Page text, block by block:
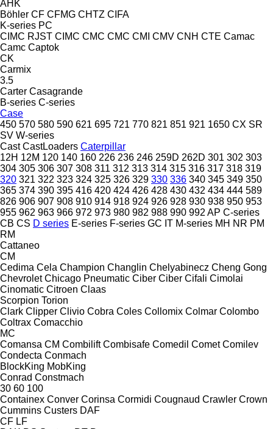
AHK
Böhler CF CFMG CHTZ CIFA
K-series PC
CIMC RJST CIMC CMC CMC CMI CMV CNH CTE Camac
Camc Captok
CK
Carmix
3.5
Carter Casagrande
B-series C-series
Case
450 570 580 590 621 695 721 770 821 851 921 1650 CX SR
SV W-series
Cast CastLoaders Caterpillar
12H 12M 120 140 160 226 236 246 259D 262D 301 302 303
304 305 306 307 308 311 312 313 314 315 316 317 318 319
320 321 322 323 324 325 326 329 330 336 340 345 349 350
365 374 390 395 416 420 424 426 428 430 432 434 444 589
826 906 907 908 910 914 918 924 926 928 930 938 950 953
955 962 963 966 972 973 980 982 988 990 992 AP C-series
CB CS D series E-series F-series GC IT M-series MH NR PM
RM
Cattaneo
CM
Cedima Cela Champion Changlin Chelyabinecz Cheng Gong
Chevrolet Chicago Pneumatic Ciber Ciber Cifali Cimolai
Cinomatic Citroen Claas
Scorpion Torion
Clark Clipper Clivio Cobra Coles Collomix Colmar Colombo
Coltrax Comacchio
MC
Comansa CM Combilift Combisafe Comedil Comet Comilev
Condecta Conmach
BlockKing MobKing
Conrad Constmach
30 60 100
Containex Conver Corinsa Cormidi Cougnaud Crawler Crown
Cummins Custers DAF
CF LF